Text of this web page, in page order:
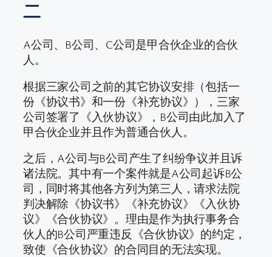
二
A公司、B公司、C公司是甲合伙企业的合伙
人。
根据三家公司之前的其它协议安排（包括一
份《协议书》和一份《补充协议》），三家
公司签署了《入伙协议》，B公司由此加入了
甲合伙企业并且作为普通合伙人。
之后，A公司与B公司产生了纠纷争议并且诉
诸法院。其中有一个案件就是A公司起诉B公
司，同时将其他各方列为第三人，请求法院
判决解除《协议书》《补充协议》《入伙协
议》《合伙协议》。理由是作为执行事务合
伙人的B公司严重违反《合伙协议》的约定，
致使《合伙协议》的合同目的无法实现。